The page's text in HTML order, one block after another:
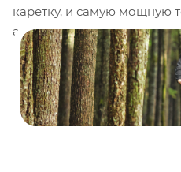
каретку, и самую мощную
ассистента на планете.
батарея с большим
комплекте с горным
управляется так легко,